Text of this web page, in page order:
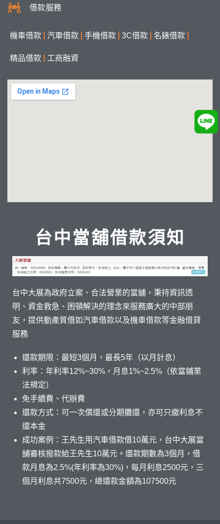
台中當舖借款須知
台中大展為政府立案、合法營業的當舖，秉持資訊透
明、資金救急、困頓解決的理念來服務廣大的中部朋
友，提供動產質借如汽車借款以及機車借款等金融借貸
服務
還款期限：最短3個月，最長5年（以月計息）
利率：年利率12%~30%，月息1%~2.5%（依當鋪業
法規定）
免手續費、代辦費
還款方式：可一次償還或分期攤還，亦可只繳利息不
還本金
成功案例：王先生用汽車借款借10萬元，台中大展當
舖審核撥款給王先生10萬元。還款期數為3個月，借
款月息為2.5%(年利率為30%)，每月利息2500元，三
個月利息共7500元，總還款金額為107500元
借款服務
機車借款 汽車借款 手機借款 3C借款 名錶借款
精品借款 工商融資